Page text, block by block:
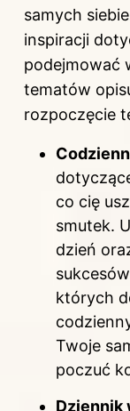
samych
inspiracji
podejmować
tematów
rozpoczęcie
co cię
smutek.
dzień
których
Twoje
poczuć
Dziennik